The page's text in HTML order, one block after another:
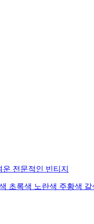
운 전문적인 빈티지
초록색 노란색 주황색